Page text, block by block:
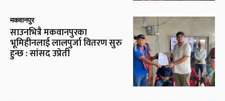
मकवानपुर
साउनभित्रै मकवानपुरका
भूमिहीनलाई लालपुर्जा वितरण सुरु
हुन्छ : सांसद उप्रेती